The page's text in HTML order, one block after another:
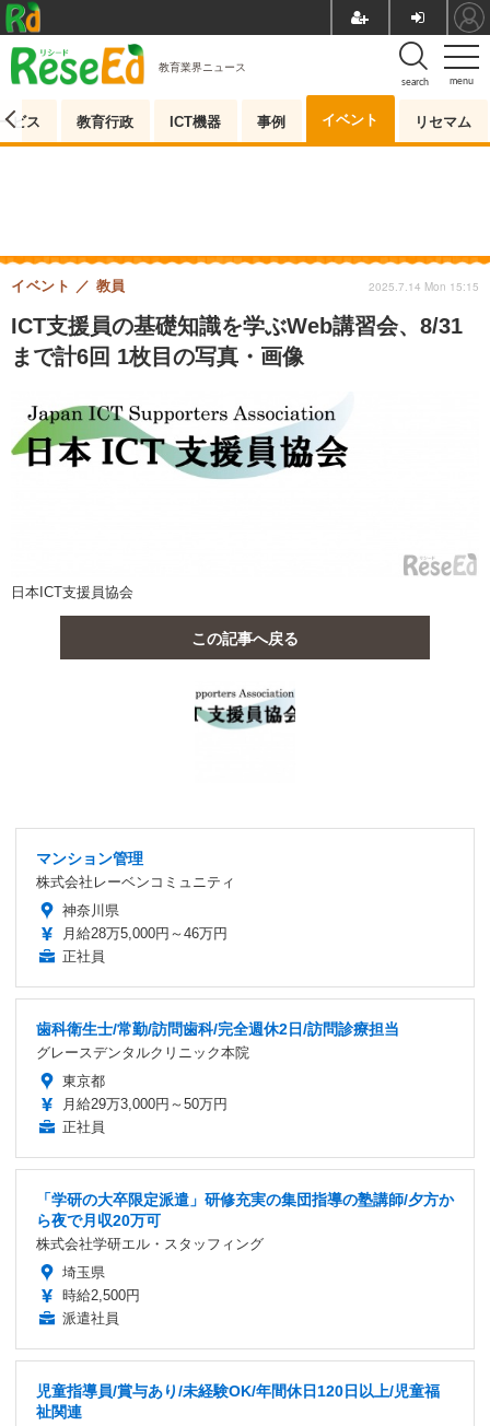
menu
search
教育業界ニュース
ビス 教育行政 ICT機器 事例 イベント リセマム
ICT支援員の基礎知識を学ぶWeb講習会、8/31
まで計6回 1枚目の写真・画像
イベント 教員 2025.7.14 Mon 15:15
日本ICT支援員協会
この記事へ戻る
マンション管理
株式会社レーベンコミュニティ
神奈川県
月給28万5,000円～46万円
正社員
歯科衛生士/常勤/訪問歯科/完全週休2日/訪問診療担当
グレースデンタルクリニック本院
東京都
月給29万3,000円～50万円
正社員
「学研の大卒限定派遣」研修充実の集団指導の塾講師/夕方か
ら夜で月収20万可
株式会社学研エル・スタッフィング
埼玉県
時給2,500円
派遣社員
児童指導員/賞与あり/未経験OK/年間休日120日以上/児童福
祉関連